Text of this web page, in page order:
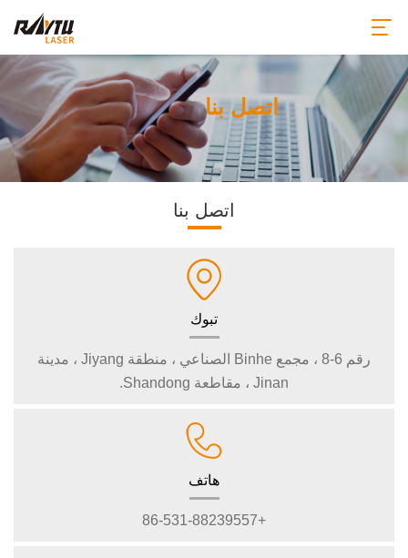
اتصل بنا
اتصل بنا
تبوك
رقم 6-8 ، مجمع Binhe الصناعي ، منطقة Jiyang ، مدينة
Jinan ، مقاطعة Shandong.
هاتف
+86-531-88239557